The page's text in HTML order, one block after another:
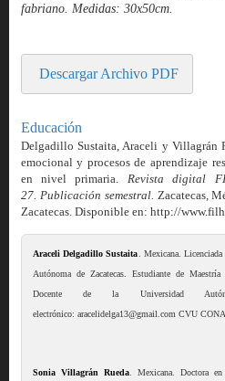
fabriano. Medidas: 30x50cm.
Descargar Archivo PDF
Educación
Delgadillo Sustaita, Araceli y Villagrán
emocional y procesos de aprendizaje
en nivel primaria. Revista digital
27. Publicación semestral. Zacatecas,
Zacatecas. Disponible en: http://
Araceli Delgadillo Sustaita . Mexicana.
Autónoma de Zacatecas. Estudiante de
Docente de la Universidad
electrónico: aracelidelga13@gmail.com CVU
Sonia Villagrán Rueda. Mexicana. Doctora